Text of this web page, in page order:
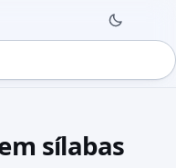
sílabas